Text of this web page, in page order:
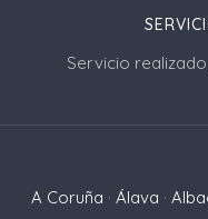
Servicio
A Coruña · Álava ·